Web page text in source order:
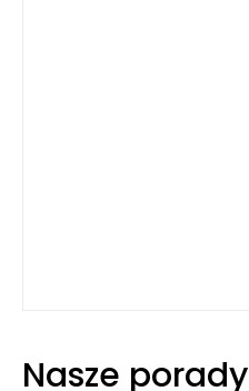
Nasze porady